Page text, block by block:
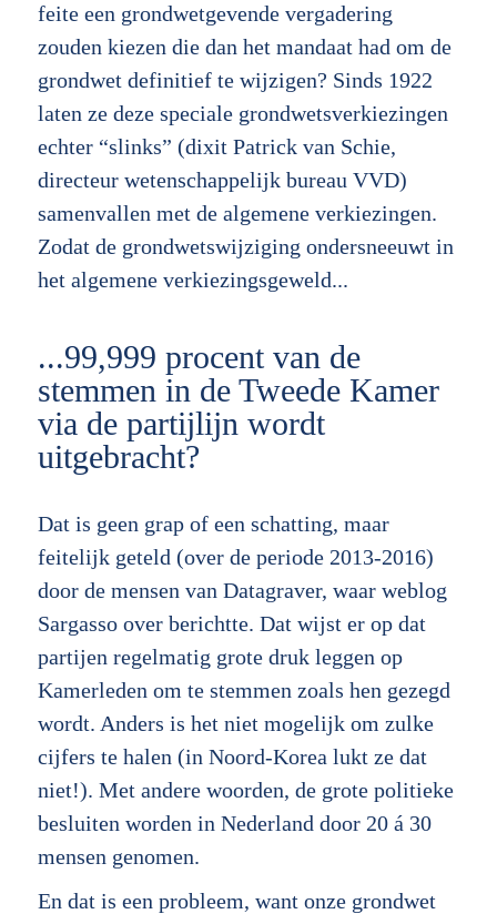
feite een grondwetgevende vergadering
zouden kiezen die dan het mandaat had om de
grondwet definitief te wijzigen? Sinds 1922
laten ze deze speciale grondwetsverkiezingen
echter “slinks” (dixit Patrick van Schie,
directeur wetenschappelijk bureau VVD)
samenvallen met de algemene verkiezingen.
Zodat de grondwetswijziging ondersneeuwt in
het algemene verkiezingsgeweld...
...99,999 procent van de
stemmen in de Tweede Kamer
via de partijlijn wordt
uitgebracht?
Dat is geen grap of een schatting, maar
feitelijk geteld (over de periode 2013-2016)
door de mensen van Datagraver, waar weblog
Sargasso over berichtte. Dat wijst er op dat
partijen regelmatig grote druk leggen op
Kamerleden om te stemmen zoals hen gezegd
wordt. Anders is het niet mogelijk om zulke
cijfers te halen (in Noord-Korea lukt ze dat
niet!). Met andere woorden, de grote politieke
besluiten worden in Nederland door 20 á 30
mensen genomen.
En dat is een probleem, want onze grondwet